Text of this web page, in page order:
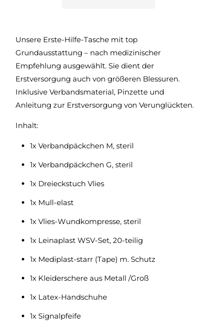
Unsere Erste-Hilfe-Tasche mit top
Grundausstattung – nach medizinischer
Empfehlung ausgewählt. Sie dient der
Erstversorgung auch von größeren Blessuren.
Inklusive Verbandsmaterial, Pinzette und
Anleitung zur Erstversorgung von Verunglückten.
Inhalt:
1x Verbandpäckchen M, steril
1x Verbandpäckchen G, steril
1x Dreieckstuch Vlies
1x Mull-elast
1x Vlies-Wundkompresse, steril
1x Leinaplast WSV-Set, 20-teilig
1x Mediplast-starr (Tape) m. Schutz
1x Kleiderschere aus Metall /Groß
1x Latex-Handschuhe
1x Signalpfeife